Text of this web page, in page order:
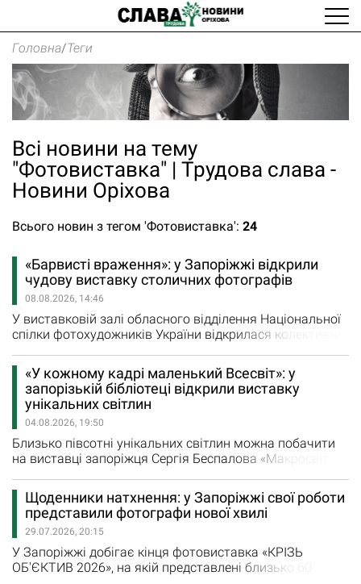
Головна/Теги
Всі новини на тему
"Фотовиставка" | Трудова слава -
Новини Оріхова
Всього новин з тегом 'Фотовиставка': 24
«Барвисті враження»: у Запоріжжі відкрили
чудову виставку столичних фотографів
08.08.2026, 14:46
У виставковій залі обласного відділення Національної
спілки фотохудожників України відкрилася колективна
представлені 42 роботи столичних фотографів —
пейзажі, портрети, спорт великих швидкостей,
макросвіт природи, архітектурна краса. Свої роботи
для виставки у Запоріжжі надали Владислав Гінзбург,…
«У кожному кадрі маленький Всесвіт»: у
запорізькій бібліотеці відкрили виставку
унікальних світлин
04.08.2026, 19:50
Близько півсотні унікальних світлин можна побачити
на виставці запоріжця Сергія Беспалова «Макросвіт
обласній універсальній науковій бібліотеці. На
світлинах - понад 10 видів павуків, богомоли, жуки,
ящірка, яких ми зазвичай не помічаємо у
навколишньому світі.. Це перша персональна виставка
інженера…
Щоденники натхнення: у Запоріжжі свої роботи
представили фотографи нової хвилі
29.07.2026, 20:15
У Запоріжжі добігає кінця фотовиставка «КРІЗЬ
ОБ'ЄКТИВ 2026», на якій представлені близько 60